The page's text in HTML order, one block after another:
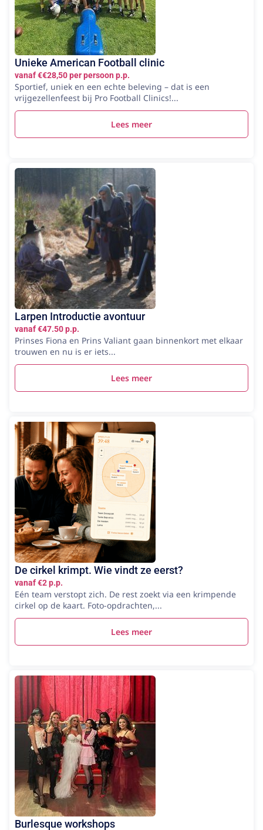
Unieke American Football clinic
vanaf €€28,50 per persoon p.p.
Sportief, uniek en een echte beleving – dat is een
vrijgezellenfeest bij Pro Football Clinics!...
Lees meer
Larpen Introductie avontuur
vanaf €47.50 p.p.
Prinses Fiona en Prins Valiant gaan binnenkort met elkaar
trouwen en nu is er iets...
Lees meer
De cirkel krimpt. Wie vindt ze eerst?
vanaf €2 p.p.
Eén team verstopt zich. De rest zoekt via een krimpende
cirkel op de kaart. Foto-opdrachten,...
Lees meer
Burlesque workshops